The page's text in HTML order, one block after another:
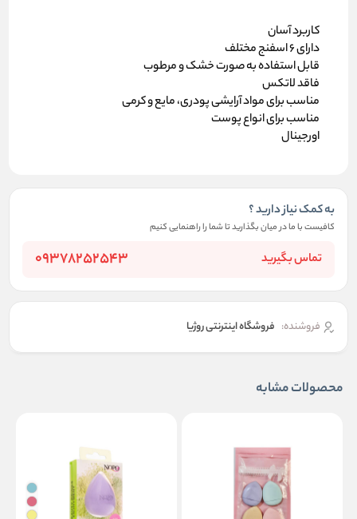
کاربرد آسان
دارای 6 اسفنج مختلف
قابل استفاده به صورت خشک و مرطوب
فاقد لاتکس
مناسب برای مواد آرایشی پودری، مایع و کرمی
مناسب برای انواع پوست
اورجینال
به کمک نیاز دارید ؟
کافیست با ما در میان بگذارید تا شما را راهنمایی کنیم
تماس بگیرید 09378252543
فروشنده: فروشگاه اینترنتی روژیا
محصولات مشابه